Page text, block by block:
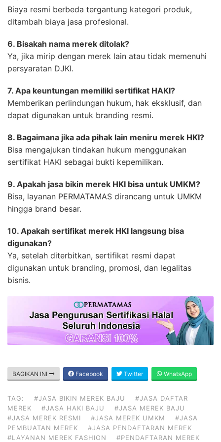
Biaya resmi berbeda tergantung kategori produk,
ditambah biaya jasa profesional.
6. Bisakah nama merek ditolak?
Ya, jika mirip dengan merek lain atau tidak memenuhi
persyaratan DJKI.
7. Apa keuntungan memiliki sertifikat HAKI?
Memberikan perlindungan hukum, hak eksklusif, dan
dapat digunakan untuk branding resmi.
8. Bagaimana jika ada pihak lain meniru merek HKI?
Bisa mengajukan tindakan hukum menggunakan
sertifikat HAKI sebagai bukti kepemilikan.
9. Apakah jasa bikin merek HKI bisa untuk UMKM?
Bisa, layanan PERMATAMAS dirancang untuk UMKM
hingga brand besar.
10. Apakah sertifikat merek HKI langsung bisa
digunakan?
Ya, setelah diterbitkan, sertifikat resmi dapat
digunakan untuk branding, promosi, dan legalitas
bisnis.
BAGIKAN INI Facebook Twitter WhatsApp
TAG: #JASA BIKIN MEREK BAJU
#JASA DAFTAR
MEREK
#JASA HAKI BAJU
#JASA MEREK BAJU
#JASA MEREK RESMI
#JASA MEREK UMKM
#JASA
PEMBUATAN MEREK
#JASA PENDAFTARAN MEREK
#LAYANAN MEREK FASHION
#PENDAFTARAN MEREK